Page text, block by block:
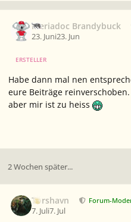
Meriadoc Brandybuck
23. Juni23. Jun
ERSTELLER
Habe dann mal nen
eure Beiträge
aber mir ist zu heiss
2 Wochen später...
Torshavn Forum-
7. Juli7. Jul